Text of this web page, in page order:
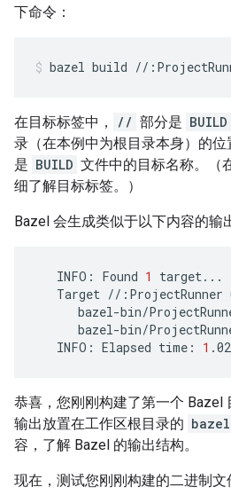
下命令：
bazel build //
在目标标签中， // 部分是 BUILD
录（在本例中为根目录本身）的位
是 BUILD 文件中的目标名称。（
细了解目标标签。）
Bazel 会生成类似于以下内容的输
INFO: Found 1
Target //:ProjectRunner
INFO: Elapsed time: 1
恭喜，您刚刚构建了第一个 Bazel
输出放置在工作区根目录的
容，了解 Bazel 的输出结构。
现在，测试您刚刚构建的二进制文